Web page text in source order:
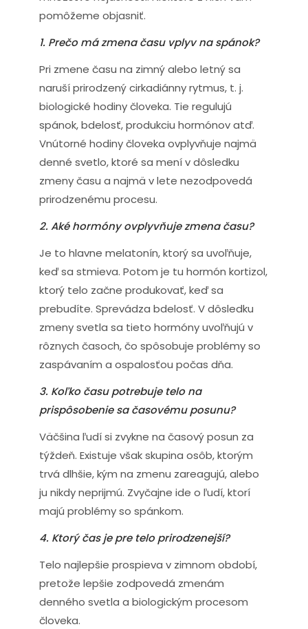
pomôžeme objasniť.
1. Prečo má zmena času vplyv na spánok?
Pri zmene času na zimný alebo letný sa
naruší prirodzený cirkadiánny rytmus, t. j.
biologické hodiny človeka. Tie regulujú
spánok, bdelosť, produkciu hormónov atď.
Vnútorné hodiny človeka ovplyvňuje najmä
denné svetlo, ktoré sa mení v dôsledku
zmeny času a najmä v lete nezodpovedá
prirodzenému procesu.
2. Aké hormóny ovplyvňuje zmena času?
Je to hlavne melatonín, ktorý sa uvoľňuje,
keď sa stmieva. Potom je tu hormón kortizol,
ktorý telo začne produkovať, keď sa
prebudíte. Sprevádza bdelosť. V dôsledku
zmeny svetla sa tieto hormóny uvoľňujú v
rôznych časoch, čo spôsobuje problémy so
zaspávaním a ospalosťou počas dňa.
3. Koľko času potrebuje telo na
prispôsobenie sa časovému posunu?
Väčšina ľudí si zvykne na časový posun za
týždeň. Existuje však skupina osôb, ktorým
trvá dlhšie, kým na zmenu zareagujú, alebo
ju nikdy neprijmú. Zvyčajne ide o ľudí, ktorí
majú problémy so spánkom.
4. Ktorý čas je pre telo prirodzenejší?
Telo najlepšie prospieva v zimnom období,
pretože lepšie zodpovedá zmenám
denného svetla a biologickým procesom
človeka.